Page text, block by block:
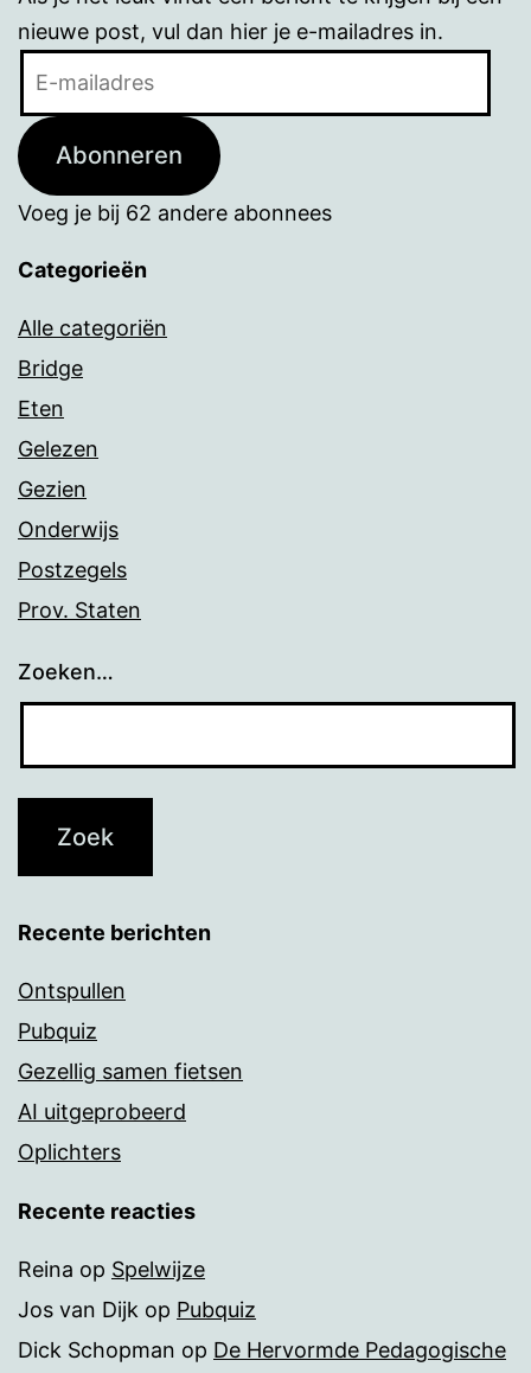
nieuwe post, vul dan hier je e-mailadres in.
Abonneren
Voeg je bij 62 andere abonnees
Categorieën
Alle categoriën
Bridge
Eten
Gelezen
Gezien
Onderwijs
Postzegels
Prov. Staten
Zoeken…
Recente berichten
Ontspullen
Pubquiz
Gezellig samen fietsen
AI uitgeprobeerd
Oplichters
Recente reacties
Reina op Spelwijze
Jos van Dijk op Pubquiz
Dick Schopman op De Hervormde Pedagogische